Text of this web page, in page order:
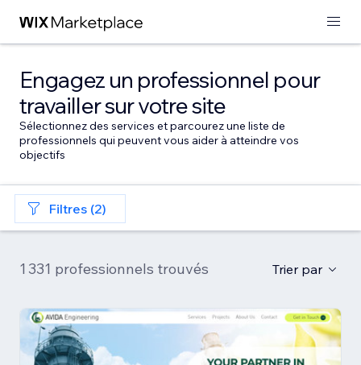
Engagez un professionnel pour
travailler sur votre site
Sélectionnez des services et parcourez une liste de
professionnels qui peuvent vous aider à atteindre vos
objectifs
Filtres (2)
1 331 professionnels trouvés Trier par